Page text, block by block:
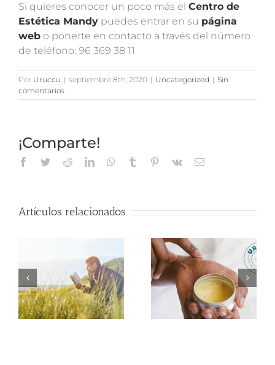
Si quieres conocer un poco más el Centro de
Estética Mandy puedes entrar en su página
web o ponerte en contacto a través del número
de teléfono: 96 369 38 11
Por Uruccu | septiembre 8th, 2020 | Uncategorized | Sin
comentarios
¡Comparte!
Facebook
TwitterRedditLinkedInWhatsApp
Tumblr Pinterest
Vk
Correo
Artículos relacionados